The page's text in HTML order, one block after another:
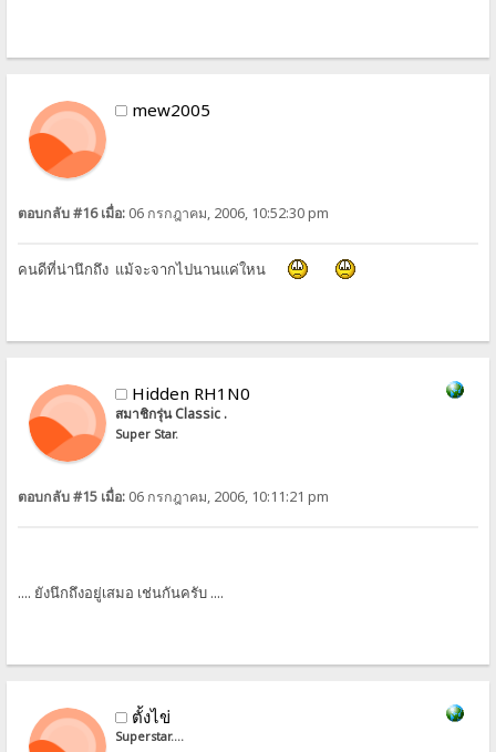
mew2005
ตอบกลับ #16 เมื่อ: 06 กรกฎาคม, 2006, 10:52:30 pm
คนดีที่น่านึกถึง แม้จะจากไปนานแค่ใหน
Hidden RH1N0
สมาชิกรุ่น Classic .
Super Star.
ตอบกลับ #15 เมื่อ: 06 กรกฎาคม, 2006, 10:11:21 pm
.... ยังนึกถึงอยู่เสมอ เช่นกันครับ ....
ตั้งไข่
Superstar....